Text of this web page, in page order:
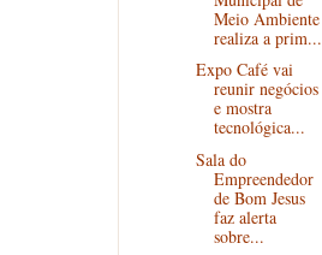
Meio Ambiente
realiza a prim...
Expo Café vai
reunir negócios
e mostra
tecnológica...
Sala do
Empreendedor
de Bom Jesus
faz alerta
sobre...